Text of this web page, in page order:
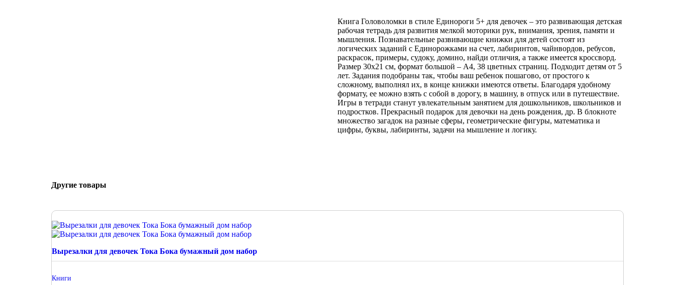
Книга Головоломки в стиле Единороги 5+ для девочек – это развивающая детская
рабочая тетрадь для развития мелкой моторики рук, внимания, зрения, памяти и
мышления. Познавательные развивающие книжки для детей состоят из
логических заданий с Единорожками на счет, лабиринтов, чайнвордов, ребусов,
раскрасок, примеры, судоку, домино, найди отличия, а также имеется кроссворд.
Размер 30х21 см, формат большой – А4, 38 цветных страниц. Подходит детям от 5
лет. Задания подобраны так, чтобы ваш ребенок пошагово, от простого к
сложному, выполнял их, в конце книжки имеются ответы. Благодаря удобному
формату, ее можно взять с собой в дорогу, в машину, в отпуск или в путешествие.
Игры в тетради станут увлекательным занятием для дошкольников, школьников и
подростков. Прекрасный подарок для девочки на день рождения, др. В блокноте
множество загадок на разные сферы, геометрические фигуры, математика и
цифры, буквы, лабиринты, задачи на мышление и логику.
Другие товары
Вырезалки для девочек Тока Бока бумажный дом набор
Книги